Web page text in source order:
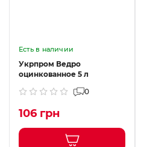
Есть в наличии
Укрпром Ведро
оцинкованное 5 л
0
106 грн